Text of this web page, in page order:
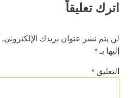
اترك تعليقاً
لن يتم نشر عنوان بريدك الإلكتروني.
إليها بـ*
التعليق *